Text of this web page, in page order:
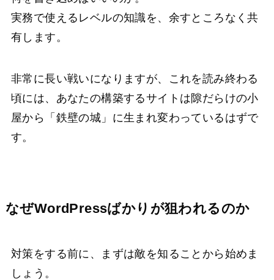
実務で使えるレベルの知識を、余すところなく共
有します。
非常に長い戦いになりますが、これを読み終わる
頃には、あなたの構築するサイトは隙だらけの小
屋から「鉄壁の城」に生まれ変わっているはずで
す。
なぜWordPressばかりが狙われるのか
対策をする前に、まずは敵を知ることから始めま
しょう。